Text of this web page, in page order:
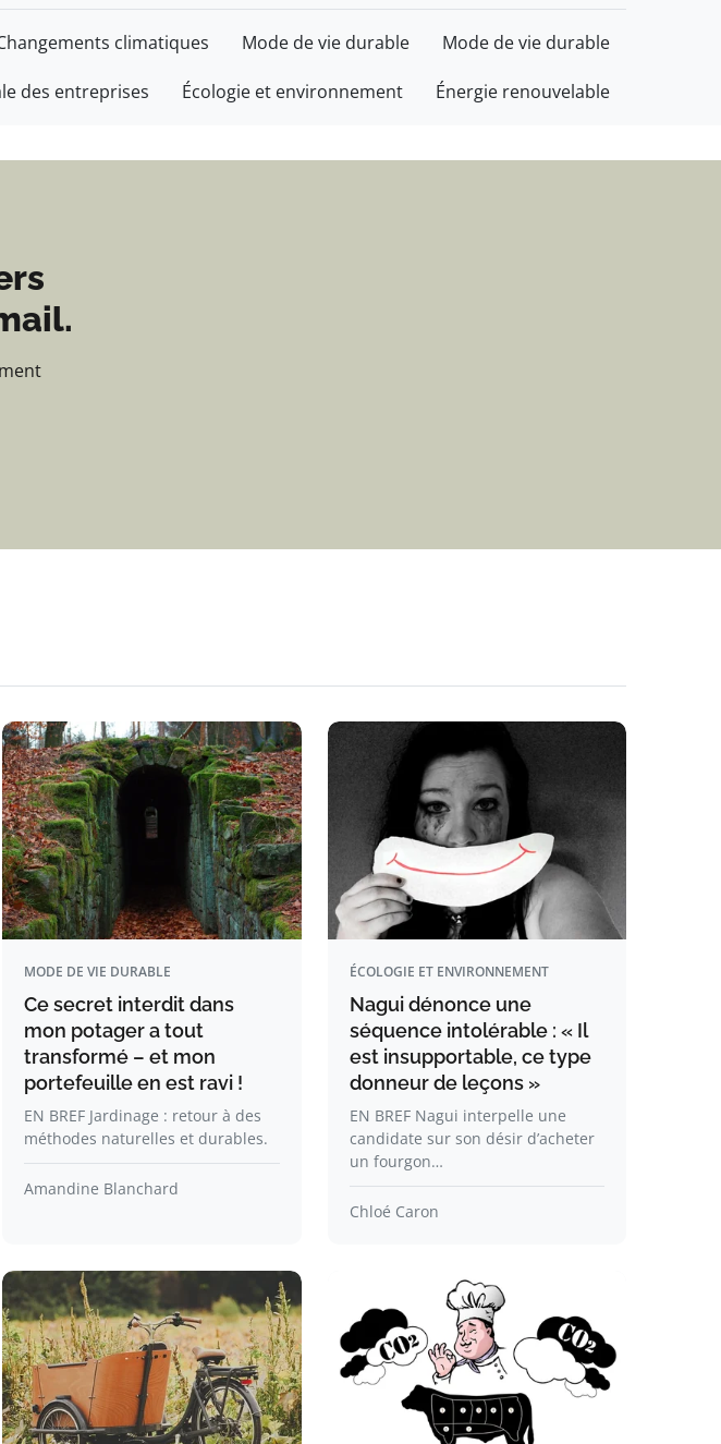
et d'informations
climatiques Mode de vie durable Mode de vie durable
des entreprises Écologie et environnement Énergie renouvelable
MODE DE VIE DURABLE
Ce secret interdit dans
mon potager a tout
transformé – et mon
portefeuille en est ravi !
EN BREF Jardinage : retour à des
méthodes naturelles et durables.
Amandine Blanchard
ÉCOLOGIE ET ENVIRONNEMENT
Nagui dénonce une
séquence intolérable : « Il
est insupportable, ce type
donneur de leçons »
EN BREF Nagui interpelle une
candidate sur son désir d’acheter
un fourgon…
Chloé Caron